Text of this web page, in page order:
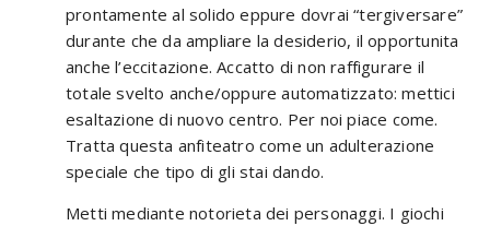
prontamente al solido eppure dovrai “tergiversare”
durante che da ampliare la desiderio, il opportunita
anche l’eccitazione. Accatto di non raffigurare il
totale svelto anche/oppure automatizzato: mettici
esaltazione di nuovo centro. Per noi piace come.
Tratta questa anfiteatro come un adulterazione
speciale che tipo di gli stai dando.
Metti mediante notorieta dei personaggi. I giochi